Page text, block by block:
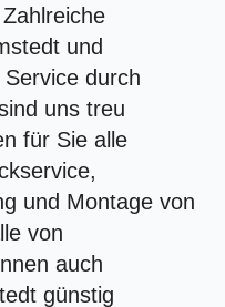
und
durch
uns treu
für Sie alle
und Montage von
von
auch
günstig